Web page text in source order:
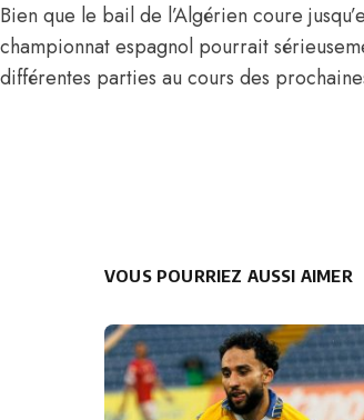
Bien que le bail de l’Algérien coure
championnat espagnol pourrait
différentes parties au cours des
VOUS POURRIEZ AUSSI AIMER